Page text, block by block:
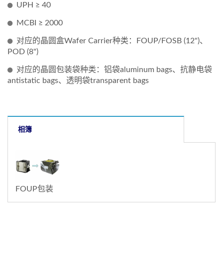
UPH ≥ 40
MCBI ≥ 2000
对应的晶圆盒Wafer Carrier种类：FOUP/FOSB (12")、
POD (8")
对应的晶圆包装袋种类：铝袋aluminum bags、抗静电袋
antistatic bags、透明袋transparent bags
相簿
FOUP包装